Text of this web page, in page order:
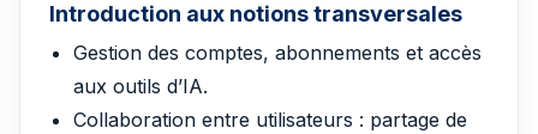
Introduction aux notions transversales
Gestion des comptes, abonnements et accès
aux outils d’IA.
Collaboration entre utilisateurs : partage de